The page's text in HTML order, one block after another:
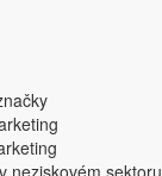
neziskovém sektoru